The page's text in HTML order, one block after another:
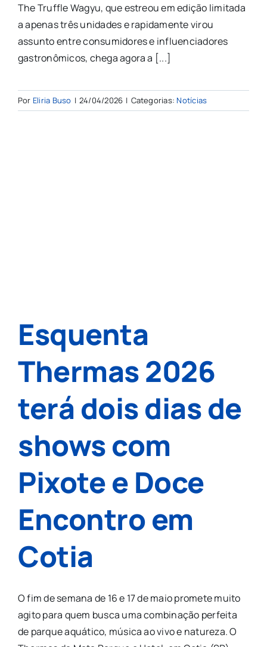
The Truffle Wagyu, que estreou em edição limitada
a apenas três unidades e rapidamente virou
assunto entre consumidores e influenciadores
gastronômicos, chega agora a [...]
Por Eliria Buso | 24/04/2026 | Categorias:Notícias
Esquenta
Thermas 2026
terá dois dias de
shows com
Pixote e Doce
Encontro em
Cotia
O fim de semana de 16 e 17 de maio promete muito
agito para quem busca uma combinação perfeita
de parque aquático, música ao vivo e natureza. O